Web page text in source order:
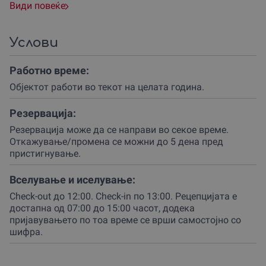
годишнина или едноставна желба за промена на
што ги прави одлични и за помали групи или
тимбилдинг активности.
Секоја единица е внимателно уредена со модерен
мебел, голем и удобен кревет, сопствено купатило,
телевизор и бесплатен интернет, со цел да се обезбеди
комплетна релаксација по денот исполнет со
авантури.
Во склоп на објектот работи и шармантен кафе-бар
каде можеш да уживаш во врвно италијанско кафе
или освежителен пијалок.
Доколку ја избереш опцијата со појадок, утрото ќе го
започнеш во пријатна атмосфера, подготвувајќи се за
истражување на познатото Виничко Кале или
Види повеќе
Услови
Работно време:
Објектот работи во текот на целата година.
Резервација:
Резервација може да се направи во секое време.
Откажување/промена се можни до 5 дена пред
пристигнување.
Вселување и иселување:
Check-out до 12:00. Check-in по 13:00. Рецепцијата е
достапна од 07:00 до 15:00 часот, додека
пријавувањето по тоа време се врши самостојно со
шифра.